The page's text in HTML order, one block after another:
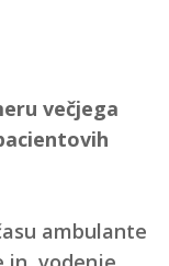
večjega
ambulante